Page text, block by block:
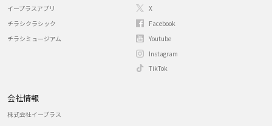
イープラスアプリ
チラシクラシック
チラシミュージアム
X
Facebook
Youtube
Instagram
TikTok
会社情報
株式会社イープラス